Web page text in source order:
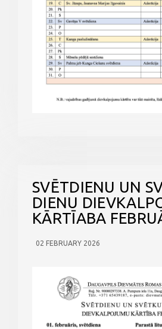
SVĒTDIENU UN
DIENU
KĀRTĪABA
02 FEBRUARY 2026